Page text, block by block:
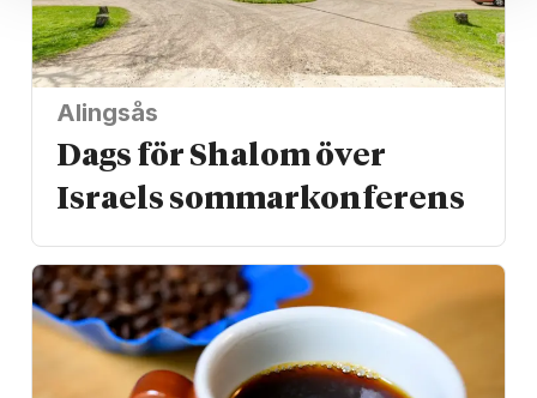
Alingsås
Dags för Shalom över
Israels sommarkonferens